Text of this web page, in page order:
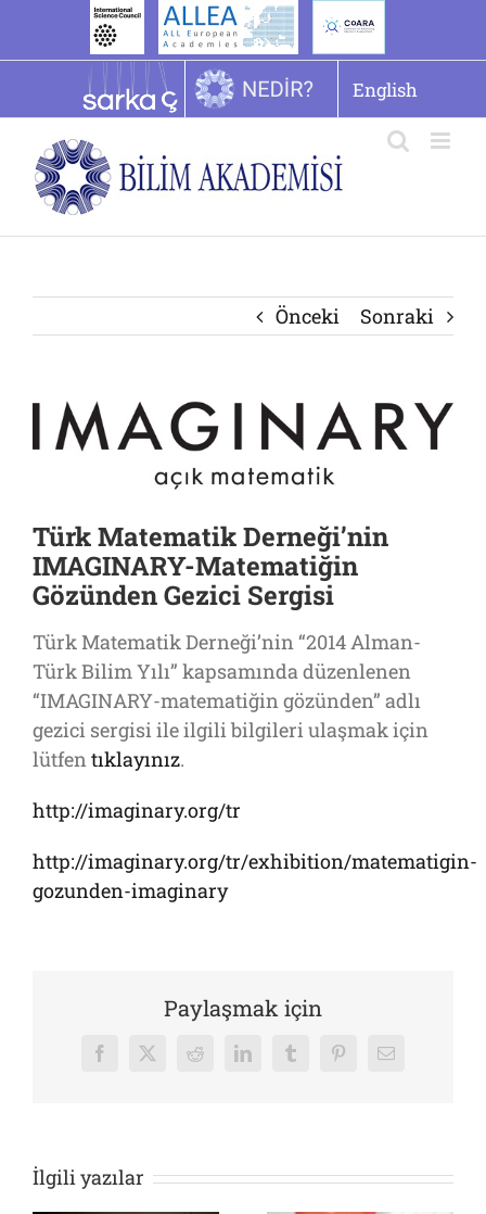
English
Önceki Sonraki
Türk Matematik Derneği’nin
IMAGINARY-Matematiğin
Gözünden Gezici Sergisi
Türk Matematik Derneği’nin “2014 Alman-
Türk Bilim Yılı” kapsamında düzenlenen
“IMAGINARY-matematiğin gözünden” adlı
gezici sergisi ile ilgili bilgileri ulaşmak için
lütfentıklayınız.
http://imaginary.org/tr
http://imaginary.org/tr/exhibition/matematigin-
gozunden-imaginary
Paylaşmak için
Facebook
X Reddit LinkedInTumblrPinterest
E-
İlgili yazılar